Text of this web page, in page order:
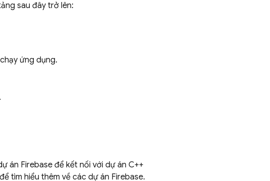
sau đây trở lên:
ứng dụng.
án Firebase để kết nối với dự án C++
để tìm hiểu thêm về các dự án Firebase.